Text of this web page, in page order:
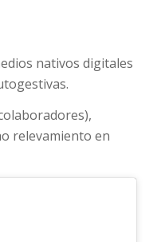
nativos digitales
relevamiento en